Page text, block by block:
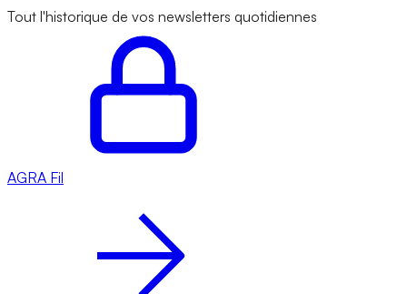
Tout l'historique de vos newsletters quotidiennes
AGRA Fil